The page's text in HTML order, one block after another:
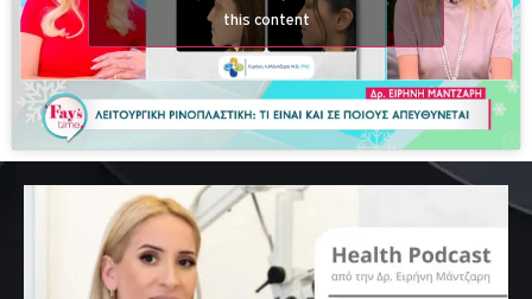
this content